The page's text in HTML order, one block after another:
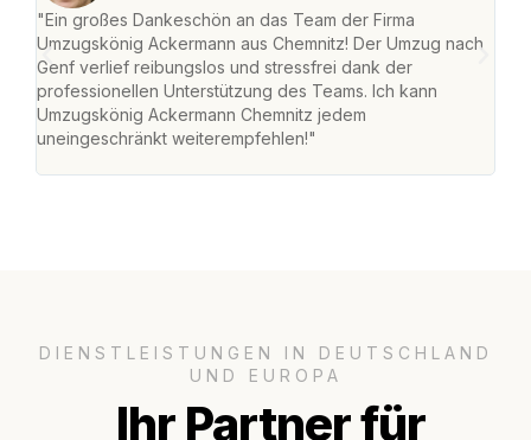
"Ein großes Dankeschön an das Team der Firma
Umzugskönig Ackermann aus Chemnitz! Der Umzug nach
Genf verlief reibungslos und stressfrei dank der
professionellen Unterstützung des Teams. Ich kann
Umzugskönig Ackermann Chemnitz jedem
uneingeschränkt weiterempfehlen!"
DIENSTLEISTUNGEN IN DEUTSCHLAND
UND EUROPA
Ihr Partner für